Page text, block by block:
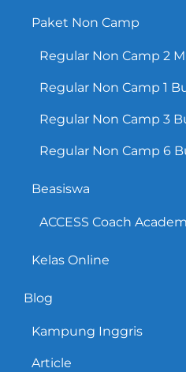
Paket Non Camp
Regular Non Camp 2
Regular Non Camp 1
Regular Non Camp 3
Regular Non Camp 6
Beasiswa
ACCESS Coach
Kelas Online
Blog
Kampung Inggris
Article